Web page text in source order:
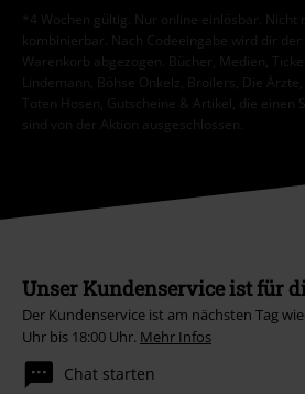
*4 Wochen gültig. Nur online einlösbar. Nicht
kombinierbar. Nach Codeeingabe wird dir
Warenkorb abgezogen. Bücher, Medien,
Lindemann, Böhse Onkelz, Broilers, Die
Toten Hosen, Gutscheine & Artikel, die einen
sind von der Aktion ausgeschlossen.
Unser Kundenservice ist für
Der Kundenservice ist am nächsten Tag
Uhr bis 18:00 Uhr. Mehr Infos
Chat starten